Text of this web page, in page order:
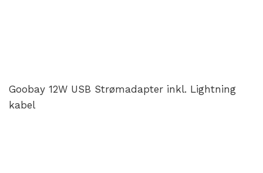
Goobay 12W USB Strømadapter inkl. Lightning
kabel